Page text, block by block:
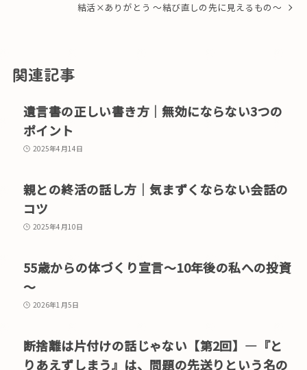
結活×ありがとう 〜結び直しの先に見えるもの〜
関連記事
遺言書の正しい書き方｜無効にならない3つの
ポイント
2025年4月14日
親との終活の話し方｜気まずくならない会話の
コツ
2025年4月10日
55歳からの体づくり宣言～10年後の私への投資
～
2026年1月5日
断捨離は片付けの話じゃない【第2回】―『と
りあえずしまう』は、問題の先送りという名の